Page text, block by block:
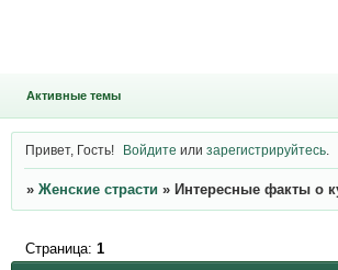
Активные темы
Привет, Гость! Войдите илизарегистрируйтесь
» Женские страсти » Интересные факты о
Страница: 1